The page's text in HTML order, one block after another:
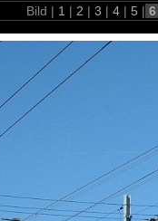
Bild | 1 | 2 | 3 | 4 | 5 | 6